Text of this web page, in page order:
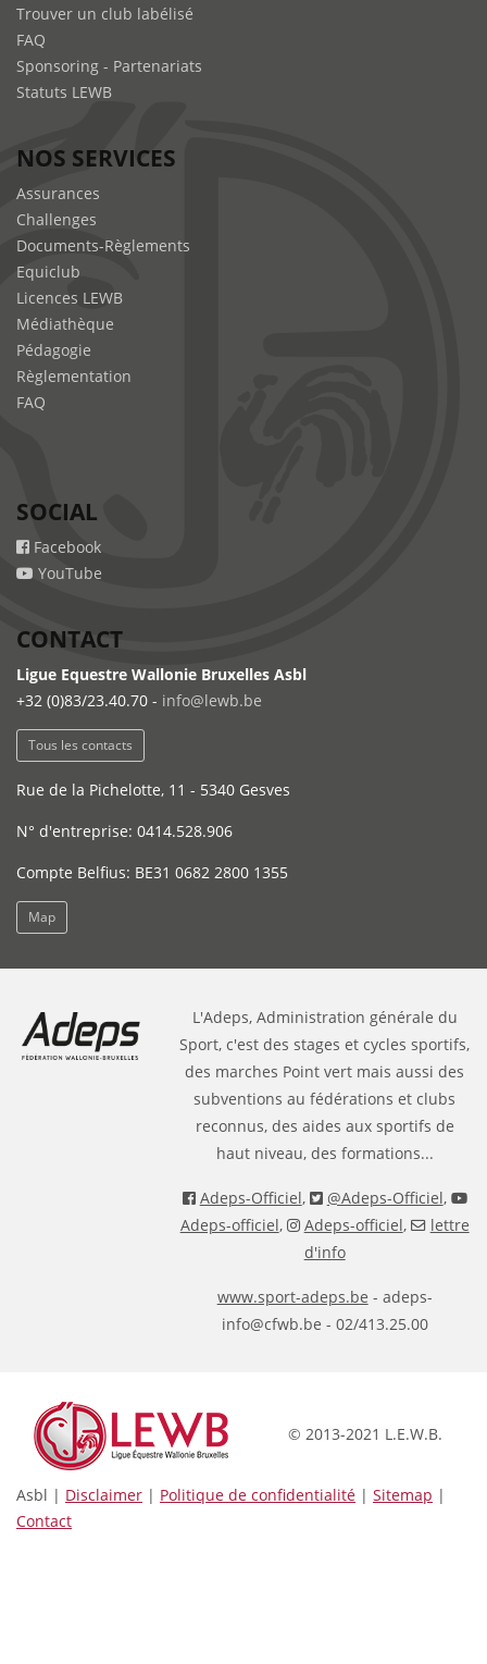
Trouver un club labélisé
FAQ
Sponsoring - Partenariats
Statuts LEWB
NOS SERVICES
Assurances
Challenges
Documents-Règlements
Equiclub
Licences LEWB
Médiathèque
Pédagogie
Règlementation
FAQ
SOCIAL
Facebook
YouTube
CONTACT
Ligue Equestre Wallonie Bruxelles Asbl
+32 (0)83/23.40.70 - info@lewb.be
Tous les contacts
Rue de la Pichelotte, 11 - 5340 Gesves
N° d'entreprise: 0414.528.906
Compte Belfius: BE31 0682 2800 1355
Map
L'Adeps, Administration générale du
Sport, c'est des stages et cycles sportifs,
des marches Point vert mais aussi des
subventions au fédérations et clubs
reconnus, des aides aux sportifs de
haut niveau, des formations...
Adeps-Officiel, @Adeps-Officiel,
Adeps-officiel, Adeps-officiel,
lettre
d'info
www.sport-adeps.be - adeps-
info@cfwb.be - 02/413.25.00
© 2013-2021 L.E.W.B.
Asbl | Disclaimer | Politique de confidentialité | Sitemap |
Contact